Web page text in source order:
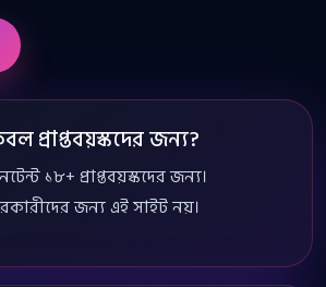
প্রাপ্তবয়স্কদের জন্য?
১৮+ প্রাপ্তবয়স্কদের জন্য।
জন্য এই সাইট নয়।